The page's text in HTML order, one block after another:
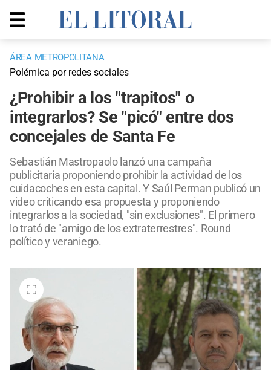
ÁREA METROPOLITANA
Polémica por redes sociales
¿Prohibir a los "trapitos" o
integrarlos? Se "picó" entre dos
concejales de Santa Fe
Sebastián Mastropaolo lanzó una campaña
publicitaria proponiendo prohibir la actividad de los
cuidacoches en esta capital. Y Saúl Perman publicó un
video criticando esa propuesta y proponiendo
integrarlos a la sociedad, "sin exclusiones". El primero
lo trató de "amigo de los extraterrestres". Round
político y veraniego.